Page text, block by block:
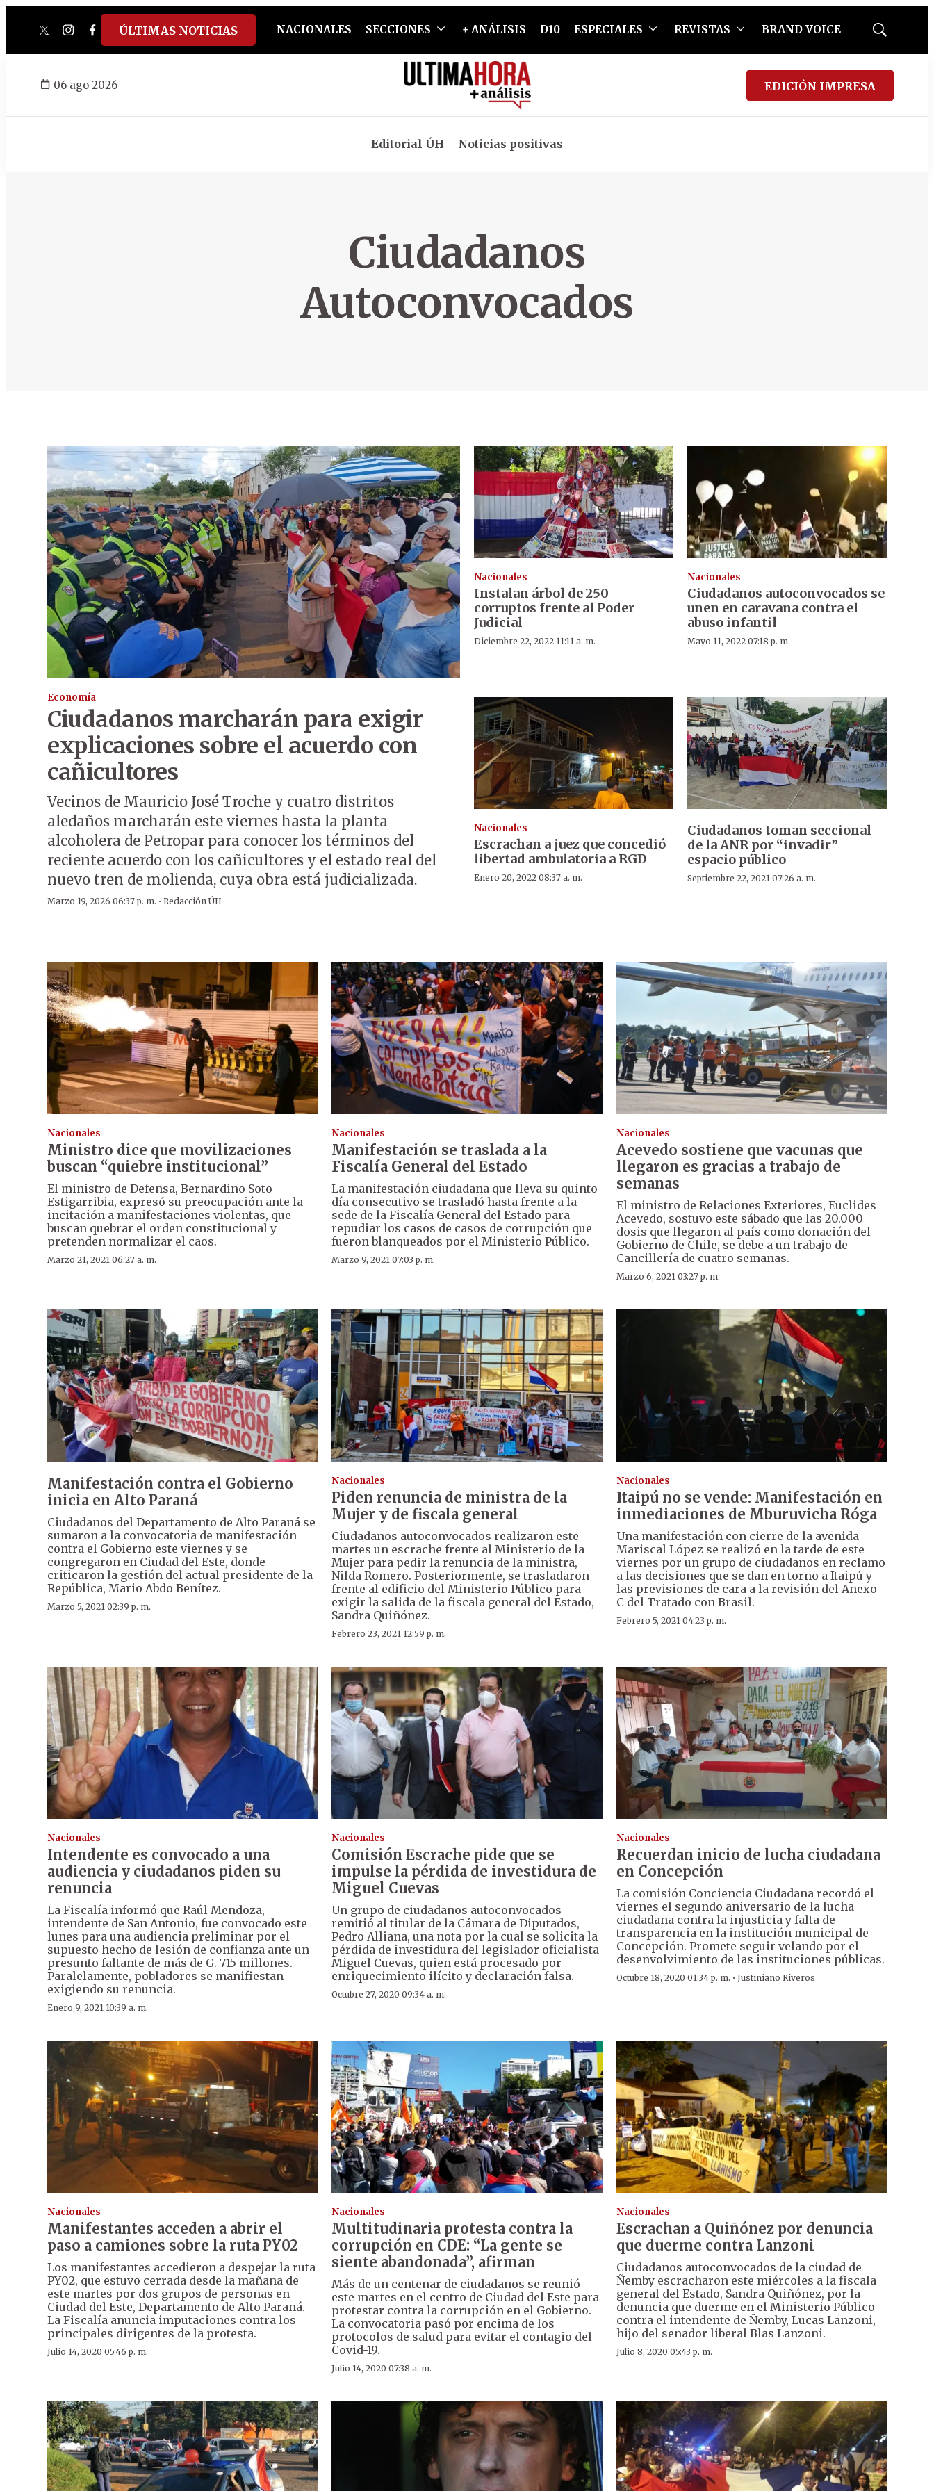
twitterinstagram
facebook
tiktokyoutube
spotify
ÚLTIMAS NOTICIAS NACIONALES SECCIONES + ANÁLISIS D10 ESPECIALES REVISTAS BRAND VOICE
Mostrar
06 ago 2026 EDICIÓN IMPRESA
Editorial ÚH Noticias positivas
Ciudadanos
Autoconvocados
Economía
Ciudadanos marcharán para exigir
explicaciones sobre el acuerdo con
cañicultores
Vecinos de Mauricio José Troche y cuatro distritos
aledaños marcharán este viernes hasta la planta
alcoholera de Petropar para conocer los términos del
reciente acuerdo con los cañicultores y el estado real del
nuevo tren de molienda, cuya obra está judicializada.
Marzo 19, 2026 06:37 p. m. · Redacción ÚH
Nacionales
Instalan árbol de 250
corruptos frente al Poder
Judicial
Diciembre 22, 2022 11:11 a. m.
Nacionales
Ciudadanos autoconvocados se
unen en caravana contra el
abuso infantil
Mayo 11, 2022 07:18 p. m.
Nacionales
Escrachan a juez que concedió
libertad ambulatoria a RGD
Enero 20, 2022 08:37 a. m.
Ciudadanos toman seccional
de la ANR por “invadir”
espacio público
Septiembre 22, 2021 07:26 a. m.
Nacionales
Ministro dice que movilizaciones
buscan “quiebre institucional”
El ministro de Defensa, Bernardino Soto
Estigarribia, expresó su preocupación ante la
incitación a manifestaciones violentas, que
buscan quebrar el orden constitucional y
pretenden normalizar el caos.
Marzo 21, 2021 06:27 a. m.
Nacionales
Manifestación se traslada a la
Fiscalía General del Estado
La manifestación ciudadana que lleva su quinto
día consecutivo se trasladó hasta frente a la
sede de la Fiscalía General del Estado para
repudiar los casos de casos de corrupción que
fueron blanqueados por el Ministerio Público.
Marzo 9, 2021 07:03 p. m.
Nacionales
Acevedo sostiene que vacunas que
llegaron es gracias a trabajo de
semanas
El ministro de Relaciones Exteriores, Euclides
Acevedo, sostuvo este sábado que las 20.000
dosis que llegaron al país como donación del
Gobierno de Chile, se debe a un trabajo de
Cancillería de cuatro semanas.
Marzo 6, 2021 03:27 p. m.
Manifestación contra el Gobierno
inicia en Alto Paraná
Ciudadanos del Departamento de Alto Paraná se
sumaron a la convocatoria de manifestación
contra el Gobierno este viernes y se
congregaron en Ciudad del Este, donde
criticaron la gestión del actual presidente de la
República, Mario Abdo Benítez.
Marzo 5, 2021 02:39 p. m.
Nacionales
Piden renuncia de ministra de la
Mujer y de fiscala general
Ciudadanos autoconvocados realizaron este
martes un escrache frente al Ministerio de la
Mujer para pedir la renuncia de la ministra,
Nilda Romero. Posteriormente, se trasladaron
frente al edificio del Ministerio Público para
exigir la salida de la fiscala general del Estado,
Sandra Quiñónez.
Febrero 23, 2021 12:59 p. m.
Nacionales
Itaipú no se vende: Manifestación en
inmediaciones de Mburuvicha Róga
Una manifestación con cierre de la avenida
Mariscal López se realizó en la tarde de este
viernes por un grupo de ciudadanos en reclamo
a las decisiones que se dan en torno a Itaipú y
las previsiones de cara a la revisión del Anexo
C del Tratado con Brasil.
Febrero 5, 2021 04:23 p. m.
Nacionales
Intendente es convocado a una
audiencia y ciudadanos piden su
renuncia
La Fiscalía informó que Raúl Mendoza,
intendente de San Antonio, fue convocado este
lunes para una audiencia preliminar por el
supuesto hecho de lesión de confianza ante un
presunto faltante de más de G. 715 millones.
Paralelamente, pobladores se manifiestan
exigiendo su renuncia.
Enero 9, 2021 10:39 a. m.
Nacionales
Comisión Escrache pide que se
impulse la pérdida de investidura de
Miguel Cuevas
Un grupo de ciudadanos autoconvocados
remitió al titular de la Cámara de Diputados,
Pedro Alliana, una nota por la cual se solicita la
pérdida de investidura del legislador oficialista
Miguel Cuevas, quien está procesado por
enriquecimiento ilícito y declaración falsa.
Octubre 27, 2020 09:34 a. m.
Nacionales
Recuerdan inicio de lucha ciudadana
en Concepción
La comisión Conciencia Ciudadana recordó el
viernes el segundo aniversario de la lucha
ciudadana contra la injusticia y falta de
transparencia en la institución municipal de
Concepción. Promete seguir velando por el
desenvolvimiento de las instituciones públicas.
Octubre 18, 2020 01:34 p. m. · Justiniano Riveros
Nacionales
Manifestantes acceden a abrir el
paso a camiones sobre la ruta PY02
Los manifestantes accedieron a despejar la ruta
PY02, que estuvo cerrada desde la mañana de
este martes por dos grupos de personas en
Ciudad del Este, Departamento de Alto Paraná.
La Fiscalía anuncia imputaciones contra los
principales dirigentes de la protesta.
Julio 14, 2020 05:46 p. m.
Nacionales
Multitudinaria protesta contra la
corrupción en CDE: “La gente se
siente abandonada”, afirman
Más de un centenar de ciudadanos se reunió
este martes en el centro de Ciudad del Este para
protestar contra la corrupción en el Gobierno.
La convocatoria pasó por encima de los
protocolos de salud para evitar el contagio del
Covid-19.
Julio 14, 2020 07:38 a. m.
Nacionales
Escrachan a Quiñónez por denuncia
que duerme contra Lanzoni
Ciudadanos autoconvocados de la ciudad de
Ñemby escracharon este miércoles a la fiscala
general del Estado, Sandra Quiñónez, por la
denuncia que duerme en el Ministerio Público
contra el intendente de Ñemby, Lucas Lanzoni,
hijo del senador liberal Blas Lanzoni.
Julio 8, 2020 05:43 p. m.